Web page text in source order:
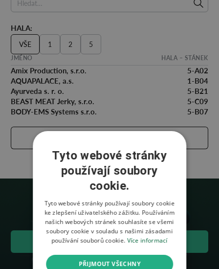
HALA:
VŠE 1 2 5
JMÉNO HALA – STÁNEK
Amix Production, s.r.o.
5-A02
AQUAPALACE, a.s.
1-B04
Ayurveda s. r. o.
5-B21
BEAST MEAT Jerky, s.r.o.
5-C09
BODY-EMS Systems s.r.o.
5-B07
VSTUPENKY
Tyto webové stránky
používají soubory
cookie.
Tyto webové stránky používají soubory cookie
ke zlepšení uživatelského zážitku. Používáním
našich webových stránek souhlasíte se všemi
soubory cookie v souladu s našimi zásadami
používání souborů cookie. Více informací
PŘIJMOUT VŠECHNY